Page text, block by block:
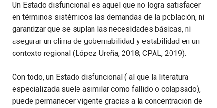
Un Estado disfuncional es aquel que no logra satisfacer
en términos sistémicos las demandas de la población, ni
garantizar que se suplan las necesidades básicas, ni
asegurar un clima de gobernabilidad y estabilidad en un
contexto regional (López Ureña, 2018; CPAL, 2019).
Con todo, un Estado disfuncional ( al que la literatura
especializada suele asimilar como fallido o colapsado),
puede permanecer vigente gracias a la concentración de